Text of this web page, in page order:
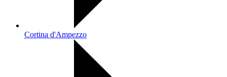
Cortina d'Ampezzo